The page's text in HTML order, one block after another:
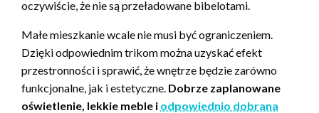
oczywiście, że nie są przeładowane bibelotami.
Małe mieszkanie wcale nie musi być ograniczeniem.
Dzięki odpowiednim trikom można uzyskać efekt
przestronności i sprawić, że wnętrze będzie zarówno
funkcjonalne, jak i estetyczne. Dobrze zaplanowane
oświetlenie, lekkie meble i odpowiednio dobrana